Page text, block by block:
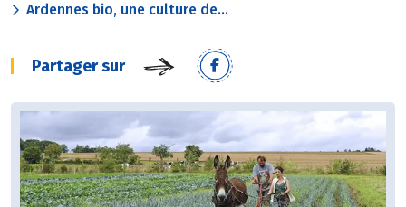
Ardennes bio, une culture de...
Partager sur